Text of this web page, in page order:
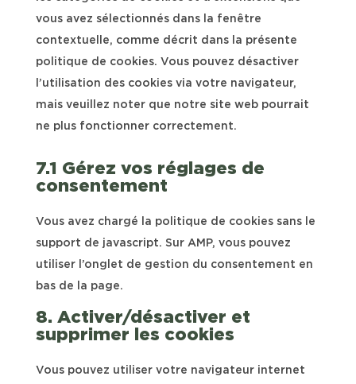
vous avez sélectionnés dans la fenêtre
contextuelle, comme décrit dans la présente
politique de cookies. Vous pouvez désactiver
l’utilisation des cookies via votre navigateur,
mais veuillez noter que notre site web pourrait
ne plus fonctionner correctement.
7.1 Gérez vos réglages de
consentement
Vous avez chargé la politique de cookies sans le
support de javascript. Sur AMP, vous pouvez
utiliser l’onglet de gestion du consentement en
bas de la page.
8. Activer/désactiver et
supprimer les cookies
Vous pouvez utiliser votre navigateur internet